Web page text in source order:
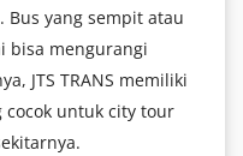
Bus yang sempit atau
bisa mengurangi
JTS TRANS memiliki
untuk city tour